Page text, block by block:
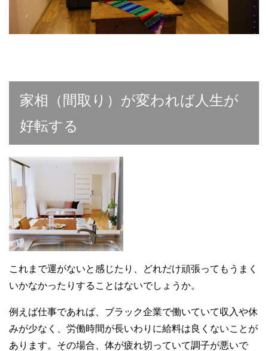
家相（間取り）が変われば人生が
好転する
これまで運がないと感じたり、どれだけ頑張ってもうまく
いかなかったりすることはないでしょうか。
例えば仕事であれば、ブラック企業で働いていて収入や休
みが少なく、労働時間が長いわりに給料は良くないことが
あります。その場合、体が疲れ切っていて調子が悪いで